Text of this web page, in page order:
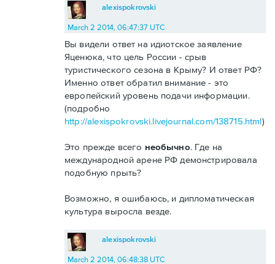
alexispokrovski
March 2 2014, 06:47:37 UTC
Вы видели ответ на идиотское заявление
Яценюка, что цель России - срыв
туристического сезона в Крыму? И ответ РФ?
Именно ответ обратил внимание - это
европейский уровень подачи информации.
(подробно
http://alexispokrovski.livejournal.com/138715.html)
Это прежде всего необычно. Где на
международной арене РФ демонстрировала
подобную прыть?
Возможно, я ошибаюсь, и дипломатическая
культура выросла везде.
alexispokrovski
March 2 2014, 06:48:38 UTC